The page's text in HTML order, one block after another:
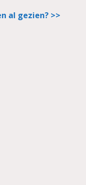
al gezien? >>